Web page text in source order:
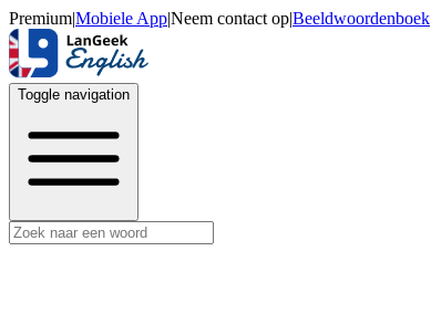
Premium|Mobiele App|Neem contact op|Beeldwoordenboek
Toggle navigation